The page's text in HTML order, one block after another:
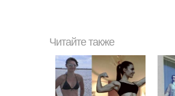
Читайте также